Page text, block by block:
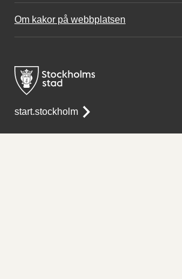
Om kakor på webbplatsen
start.stockholm